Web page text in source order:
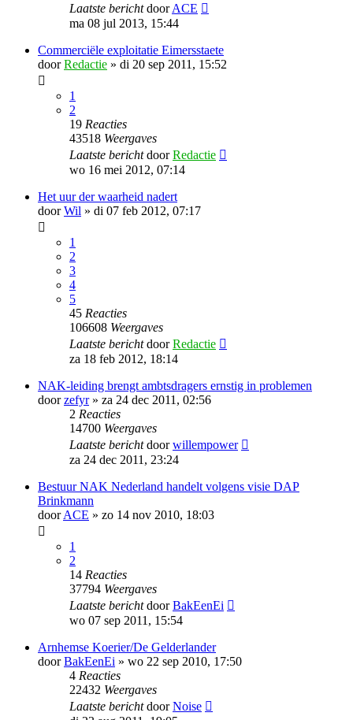
Laatste berichtdoorACE
ma 08 jul 2013, 15:44
Commerciële exploitatie Eimersstaete
doorRedactie » di 20 sep 2011, 15:52
1
2
19 Reacties
43518 Weergaves
Laatste berichtdoorRedactie
wo 16 mei 2012, 07:14
Het uur der waarheid nadert
doorWil » di 07 feb 2012, 07:17
1
2
3
4
5
45 Reacties
106608 Weergaves
Laatste berichtdoorRedactie
za 18 feb 2012, 18:14
NAK-leiding brengt ambtsdragers ernstig in problemen
doorzefyr» za 24 dec 2011, 02:56
2 Reacties
14700 Weergaves
Laatste berichtdoorwillempower
za 24 dec 2011, 23:24
Bestuur NAK Nederland handelt volgens visie DAP
Brinkmann
doorACE » zo 14 nov 2010, 18:03
1
2
14 Reacties
37794 Weergaves
Laatste berichtdoorBakEenEi
wo 07 sep 2011, 15:54
Arnhemse Koerier/De Gelderlander
doorBakEenEi » wo 22 sep 2010, 17:50
4 Reacties
22432 Weergaves
Laatste berichtdoorNoise